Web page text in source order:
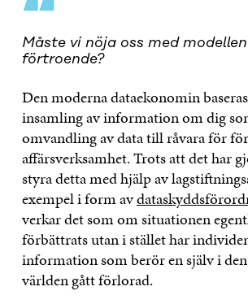
“
Måste vi nöja oss med
förtroende?
Den moderna dataekonomin
insamling av information om dig
omvandling av data till råvara för
affärsverksamhet. Trots att det har
styra detta med hjälp av
exempel i form av
verkar det som om situationen
förbättrats utan i stället har
information som berör en själv i
världen gått förlorad.